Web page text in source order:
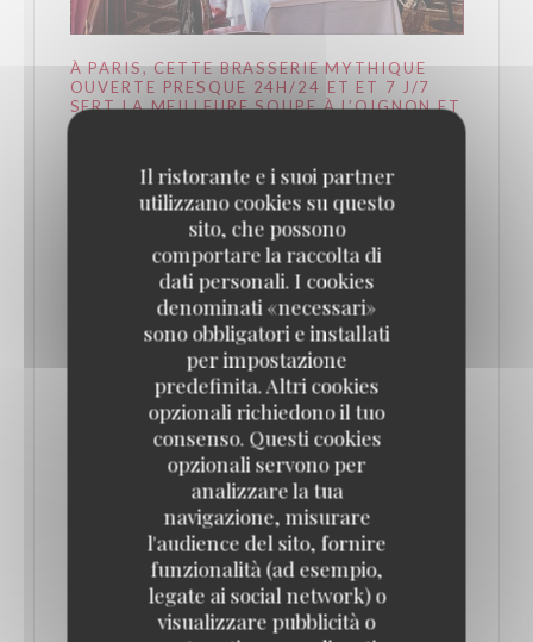
Il ristorante e i suoi partner
utilizzano cookies su questo
sito, che possono
comportare la raccolta di
dati personali. I cookies
denominati «necessari»
sono obbligatori e installati
per impostazione
predefinita. Altri cookies
opzionali richiedono il tuo
consenso. Questi cookies
opzionali servono per
analizzare la tua
navigazione, misurare
l'audience del sito, fornire
funzionalità (ad esempio,
legate ai social network) o
visualizzare pubblicità o
À PARIS, CETTE BRASSERIE MYTHIQUE
OUVERTE PRESQUE 24H/24 ET ET 7 J/7
SERT LA MEILLEURE SOUPE À L’OIGNON ET
UN PIED DE COCHON DEVENU LÉGENDAIRE
29/07/2025
C'est un repaire légendaire, même après minuit. Et
cette brasserie mythique du quartier des Halles
sert un pied de cochon à tomber...
Fondée en 1947, cette brasserie parisienne mythique
sert un pied de cochon dont la recette est
inchangée depuis près de 70 ans. Ouvert presque
24h/24 et 7 jours sur 7, ce lieu où la gastronomie
française est reine est un incontournable à Paris. Et
ce, même après minuit ! Il ne vous reste plus qu’à
pousser les portes de la brasserie, décorées de
poignées dorées… en forme de pieds de cochon !